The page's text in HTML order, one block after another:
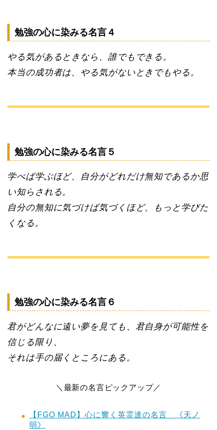
勉強の心に染みる名言４
やる気があるときなら、誰でもできる。
本当の成功者は、やる気がないときでもやる。
勉強の心に染みる名言５
学べば学ぶほど、自分がどれだけ無知であるか思
い知らされる。
自分の無知に気づけば気づくほど、もっと学びた
くなる。
勉強の心に染みる名言６
君がどんなに遠い夢を見ても、君自身が可能性を
信じる限り、
それは手の届くところにある。
＼最新の名言ピックアップ／
【FGO MAD】心に響く英霊達の名言 《天ノ
弱》